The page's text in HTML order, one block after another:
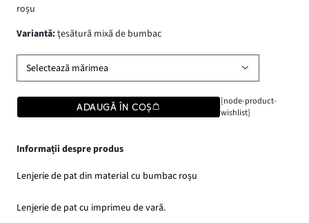
roșu
variantă:ţesătură mixă de bumbac
Selectează mărimea
ADAUGĂ ÎN COȘ
[node-product-
wishlist]
Informații despre produs
Lenjerie de pat din material cu bumbac roșu
Lenjerie de pat cu imprimeu de vară.